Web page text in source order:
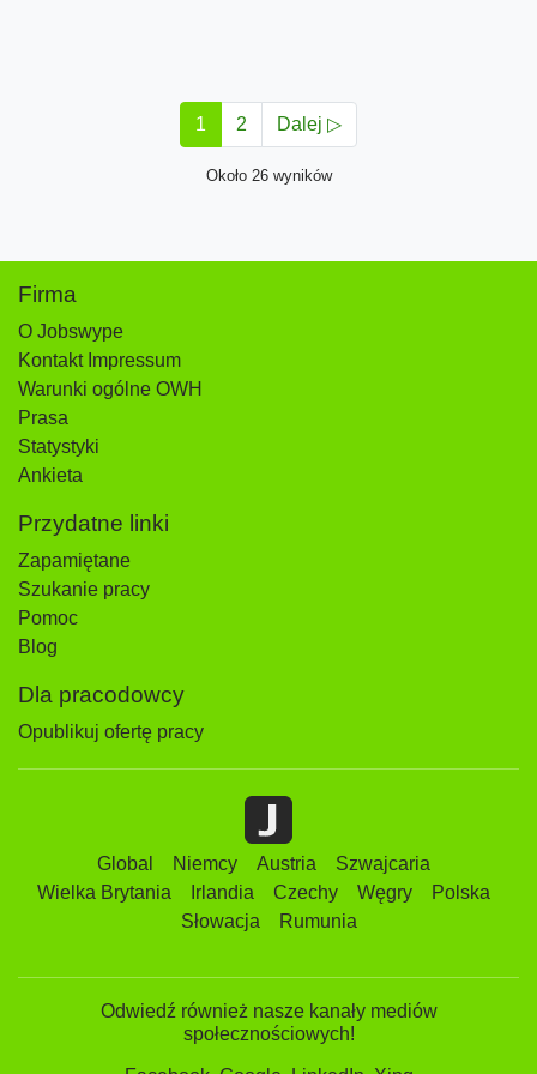
1 2 Dalej ▷
Około 26 wyników
Firma
O Jobswype
Kontakt Impressum
Warunki ogólne OWH
Prasa
Statystyki
Ankieta
Przydatne linki
Zapamiętane
Szukanie pracy
Pomoc
Blog
Dla pracodowcy
Opublikuj ofertę pracy
Global Niemcy Austria
Szwajcaria
Wielka Brytania
Irlandia Czechy Węgry
Polska
Słowacja
Rumunia
Odwiedź również nasze kanały mediów
społecznościowych!